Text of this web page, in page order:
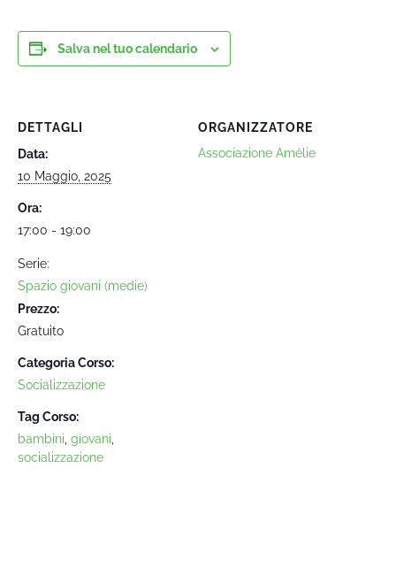
Salva nel tuo calendario
DETTAGLI
Data:
10 Maggio, 2025
Ora:
17:00 - 19:00
Serie:
Spazio giovani (medie)
Prezzo:
Gratuito
Categoria Corso:
Socializzazione
Tag Corso:
bambini giovani
socializzazione
ORGANIZZATORE
Associazione Amélie